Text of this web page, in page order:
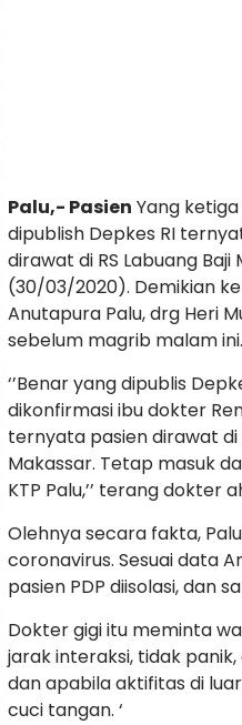
Palu,- Pasien Yang
dipublish Depkes RI
dirawat di RS Labuang
(30/03/2020). Demikian
Anutapura Palu, drg Heri
sebelum magrib malam ini.
‘’Benar yang dipublis
dikonfirmasi ibu dokter
ternyata pasien dirawat di
Makassar. Tetap masuk
KTP Palu,’’ terang dokter
Olehnya secara fakta,
coronavirus. Sesuai data
pasien PDP diisolasi, dan
Dokter gigi itu meminta
jarak interaksi, tidak
dan apabila aktifitas di
cuci tangan. ‘